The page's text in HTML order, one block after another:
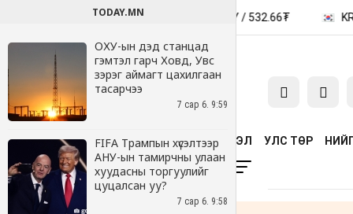
TODAY.MN
ОХУ-ын дэд станцад
гэмтэл гарч Ховд, Увс
зэрэг аймагт цахилгаан
тасарчээ
7 сар 6. 9:59
FIFA Трампын хүсэлтээр
АНУ-ын тамирчны улаан
хуудасны торгуулийг
цуцалсан уу?
7 сар 6. 9:58